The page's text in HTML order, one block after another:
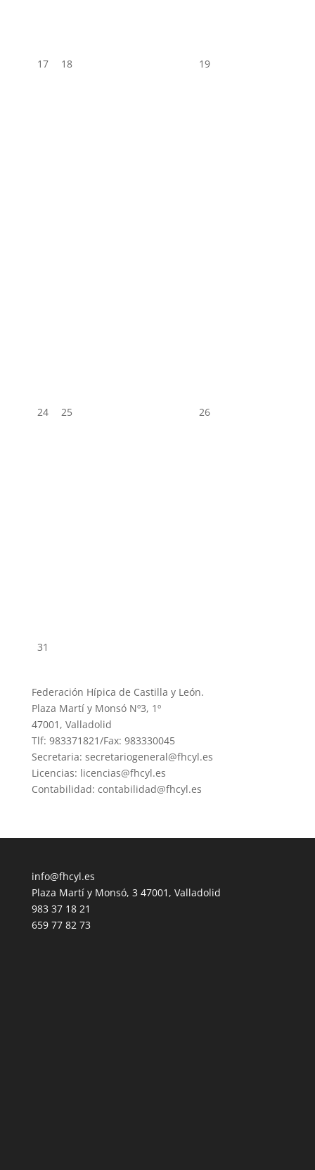
17 18 19
24 25 26
31
Federación Hípica de Castilla y León.
Plaza Martí y Monsó Nº3, 1º
47001, Valladolid
Tlf: 983371821/Fax: 983330045
Secretaria: secretariogeneral@fhcyl.es
Licencias: licencias@fhcyl.es
Contabilidad: contabilidad@fhcyl.es
info@fhcyl.es
Plaza Martí y Monsó, 3 47001, Valladolid
983 37 18 21
659 77 82 73